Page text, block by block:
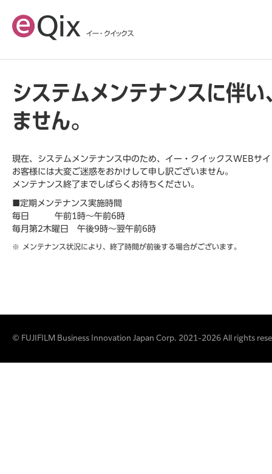
システムメンテナンスに伴
ません。
現在、システムメンテナンス中のため、イー・クイックスWEBサ
お客様には大変ご迷惑をおかけして申し訳ございません。
メンテナンス終了までしばらくお待ちください。
■定期メンテナンス実施時間
毎日 午前1時～午前6時
毎月第2木曜日 午後9時～翌午前6時
メンテナンス状況により、終了時間が前後する場合がございます。
© FUJIFILM Business Innovation Japan Corp. 2021-2026 All rights